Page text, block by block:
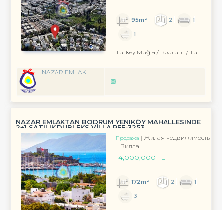
95m² 2
1
1
Turkey Muğla / Bodrum / Turgutreis
NAZAR EMLAK
NAZAR EMLAKTAN BODRUM YENIKÖY MAHALLESINDE
2+1 SATILIK DUBLEKS VİLLA REF-3253
Продажа
Жилая недвижимость
Вилла
14,000,000 TL
172m² 2
1
3